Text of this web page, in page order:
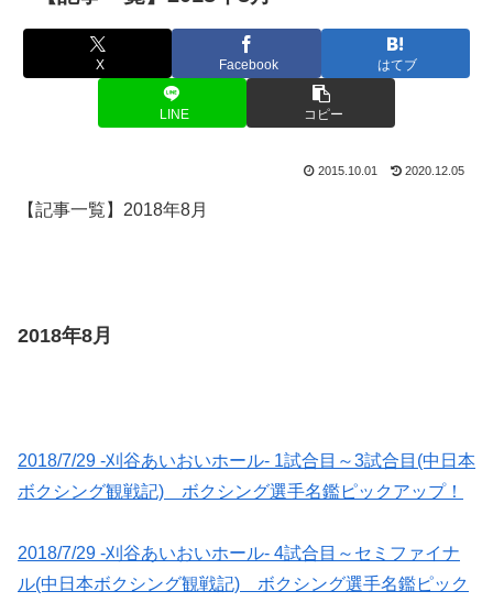
X Facebook はてブ
LINE コピー
2015.10.01 2020.12.05
【記事一覧】2018年8月
2018年8月
2018/7/29 -刈谷あいおいホール- 1試合目～3試合目(中日本
ボクシング観戦記) ボクシング選手名鑑ピックアップ！
2018/7/29 -刈谷あいおいホール- 4試合目～セミファイナ
ル(中日本ボクシング観戦記) ボクシング選手名鑑ピック